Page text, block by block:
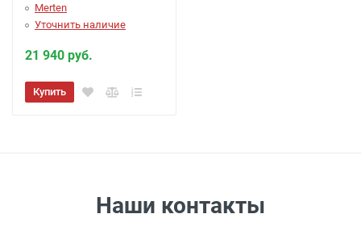
Merten
Уточнить наличие
21 940 руб.
Купить
Наши контакты